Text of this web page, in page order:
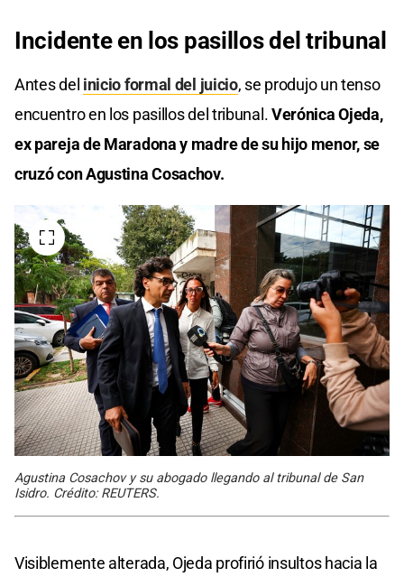
Incidente en los pasillos del tribunal
Antes del inicio formal del juicio, se produjo un tenso
encuentro en los pasillos del tribunal.Verónica Ojeda,
ex pareja de Maradona y madre de su hijo menor, se
cruzó con Agustina Cosachov.
Agustina Cosachov y su abogado llegando al tribunal de San
Isidro. Crédito: REUTERS.
Visiblemente alterada, Ojeda profirió insultos hacia la